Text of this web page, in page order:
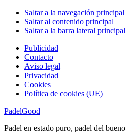
Saltar a la navegación principal
Saltar al contenido principal
Saltar a la barra lateral principal
Publicidad
Contacto
Aviso legal
Privacidad
Cookies
Política de cookies (UE)
PadelGood
Padel en estado puro, padel del bueno